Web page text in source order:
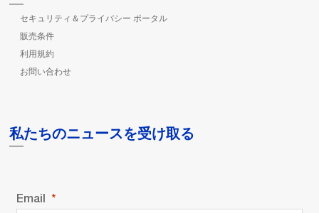
セキュリティ＆プライバシー ポータル
販売条件
利用規約
お問い合わせ
私たちのニュースを受け取る
Email